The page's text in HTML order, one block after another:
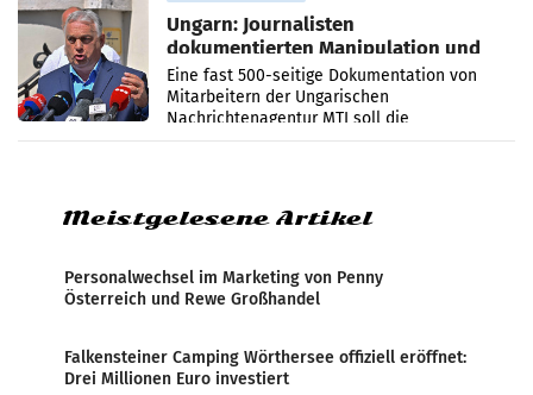
Ungarn: Journalisten
dokumentierten Manipulation und
Zensur
Eine fast 500-seitige Dokumentation von
Mitarbeitern der Ungarischen
Nachrichtenagentur MTI soll die
systematische Nachrichten-Manipulation und
Meistgelesene Artikel
Personalwechsel im Marketing von Penny
Österreich und Rewe Großhandel
Falkensteiner Camping Wörthersee offiziell eröffnet:
Drei Millionen Euro investiert